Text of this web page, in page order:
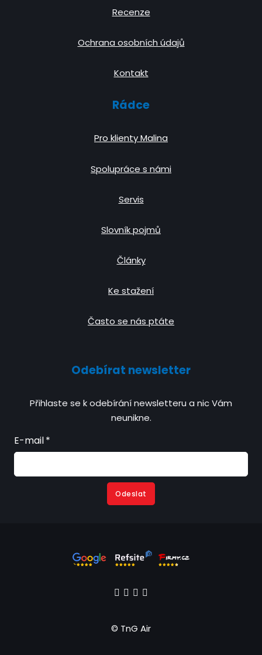
Recenze
Ochrana osobních údajů
Kontakt
Rádce
Pro klienty Malina
Spolupráce s námi
Servis
Slovník pojmů
Články
Ke stažení
Často se nás ptáte
Odebírat newsletter
Přihlaste se k odebírání newsletteru a nic Vám
neunikne.
E-mail*
Odeslat
© TnG Air